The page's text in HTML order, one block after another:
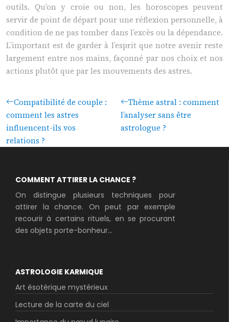
outils. Qu’on y croie ou non, les horoscopes peuvent
servir de point de départ pour une réflexion personnelle, à
condition de ne pas tomber dans l’excès ou la dépendance.
L’important est de garder à l’esprit que notre avenir reste
largement entre nos mains, façonné par nos choix et nos
actions plutôt que par les mouvements des astres.
Compatibilité de couple :
comment les astres
influencent-ils vos
relations ?
Thème astral : comment
l’analyser sans être
astrologue ?
COMMENT ATTIRER LA CHANCE ?
On distingue plusieurs techniques pour
attirer la chance. On peut par exemple
recourir à certains rituels, en se procurant
des objets porte-bonheur...
ASTROLOGIE KARMIQUE
Art ésotérique mystérieux
Lecture de la carte du ciel